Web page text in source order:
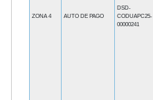
ZONA 4 AUTO DE PAGO
DSD-
CODUAPC25-
00000241